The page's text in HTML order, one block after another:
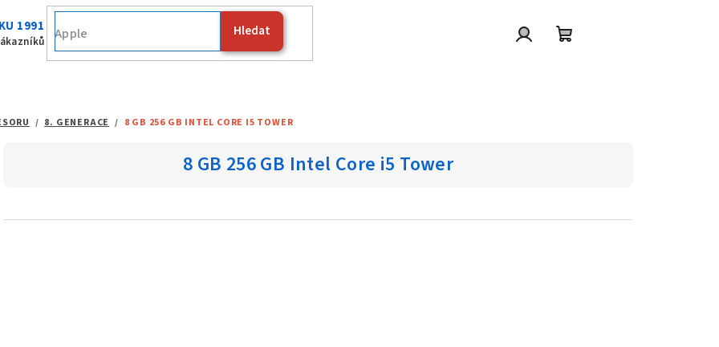
1991 Hledat
Apple
/ 8. GENERACE / 8 GB 256 GB INTEL CORE I5 TOWER
8 GB 256 GB Intel Core i5 Tower